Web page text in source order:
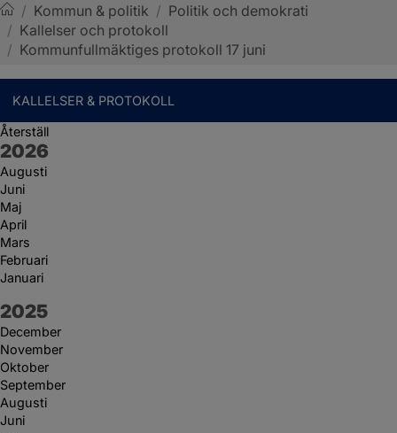
Sotenäs kommun
/ Kommun & politik / Politik och demokrati
/ Kallelser och protokoll
/ Kommunfullmäktiges protokoll 17 juni
KALLELSER & PROTOKOLL
Återställ
År:
2026
Augusti
Juni
Maj
April
Mars
Februari
Januari
År:
2025
December
November
Oktober
September
Augusti
Juni